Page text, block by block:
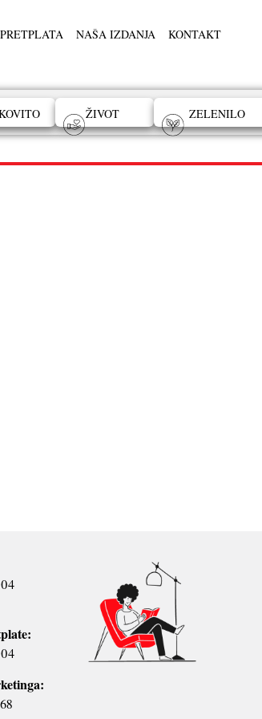
PRETPLATA NAŠA IZDANJA KONTAKT
ŽIVOT ZELENILO